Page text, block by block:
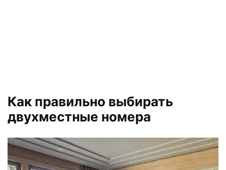
Как правильно выбирать
двухместные номера